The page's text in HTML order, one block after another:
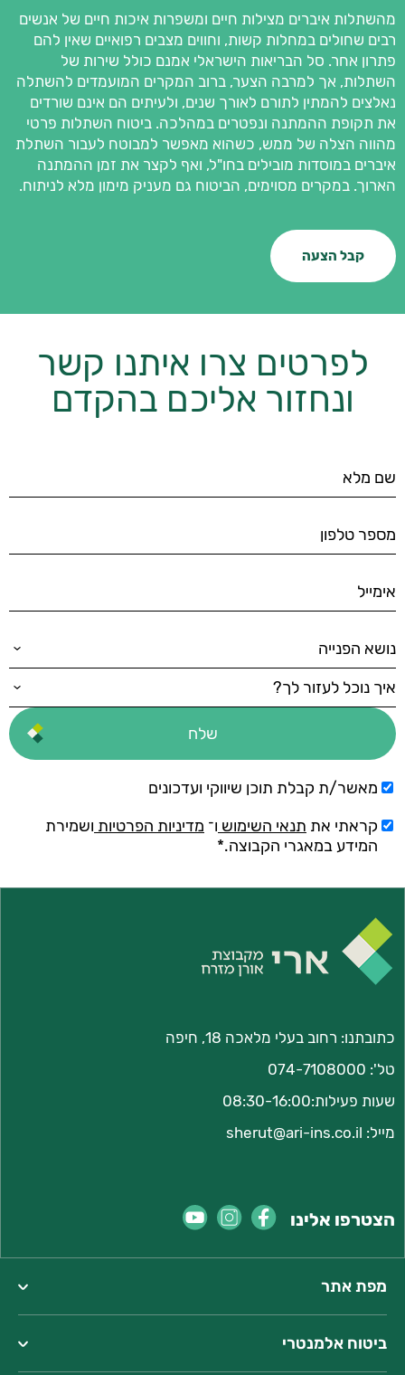
מהשתלות איברים מצילות חיים ומשפרות איכות חיים של אנשים
רבים שחולים במחלות קשות, וחווים מצבים רפואיים שאין להם
פתרון אחר. סל הבריאות הישראלי אמנם כולל שירות של
השתלות, אך למרבה הצער, ברוב המקרים המועמדים להשתלה
נאלצים להמתין לתורם לאורך שנים, ולעיתים הם אינם שורדים
את תקופת ההמתנה ונפטרים במהלכה. ביטוח השתלות פרטי
מהווה הצלה של ממש, כשהוא מאפשר למבוטח לעבור השתלת
איברים במוסדות מובילים בחו"ל, ואף לקצר את זמן ההמתנה
הארוך. במקרים מסוימים, הביטוח גם מעניק מימון מלא לניתוח.
קבל הצעה
לפרטים צרו איתנו קשר
ונחזור אליכם בהקדם
מאשר/ת קבלת תוכן שיווקי ועדכונים
קראתי את תנאי השימוש ו־ מדיניות הפרטיות ושמירת
המידע במאגרי הקבוצה.*
כתובתנו: רחוב בעלי מלאכה 18, חיפה
טל': 074-7108000
שעות פעילות:08:30-16:00
מייל: sherut@ari-ins.co.il
הצטרפו אלינו
מפת אתר
ביטוח אלמנטרי